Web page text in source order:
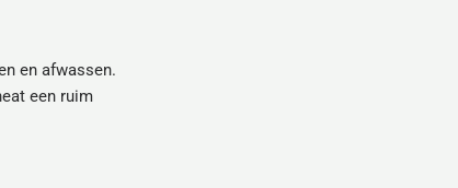
en afwassen.
een ruim